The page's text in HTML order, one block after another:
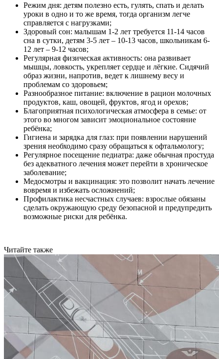
Режим дня: детям полезно есть, гулять, спать и делать
уроки в одно и то же время, тогда организм легче
справляется с нагрузками;
Здоровый сон: малышам 1-2 лет требуется 11-14 часов
сна в сутки, детям 3-5 лет – 10-13 часов, школьникам 6-
12 лет – 9-12 часов;
Регулярная физическая активность: она развивает
мышцы, ловкость, укрепляет сердце и лёгкие. Сидячий
образ жизни, напротив, ведет к лишнему весу и
проблемам со здоровьем;
Разнообразное питание: включение в рацион молочных
продуктов, каш, овощей, фруктов, ягод и орехов;
Благоприятная психологическая атмосфера в семье: от
этого во многом зависит эмоциональное состояние
ребёнка;
Гигиена и зарядка для глаз: при появлении нарушений
зрения необходимо сразу обращаться к офтальмологу;
Регулярное посещение педиатра: даже обычная простуда
без адекватного лечения может перейти в хроническое
заболевание;
Медосмотры и вакцинация: это позволит начать лечение
вовремя и избежать осложнений;
Профилактика несчастных случаев: взрослые обязаны
сделать окружающую среду безопасной и предупредить
возможные риски для ребёнка.
Читайте также